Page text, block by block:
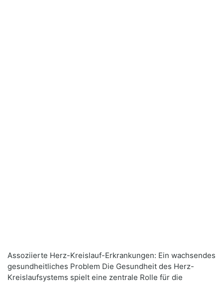
Assoziierte Herz-Kreislauf-Erkrankungen: Ein wachsendes
gesundheitliches Problem Die Gesundheit des Herz-
Kreislaufsystems spielt eine zentrale Rolle für die